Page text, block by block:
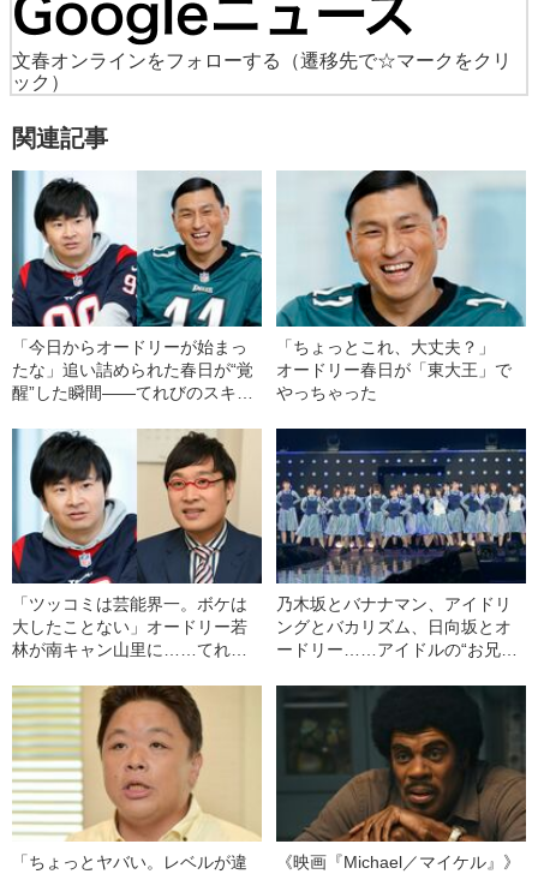
文春オンラインをフォローする
（遷移先で☆マークをクリ
ック）
関連記事
「今日からオードリーが始まっ
たな」追い詰められた春日が“覚
醒”した瞬間――てれびのスキマ
「ちょっとこれ、大丈夫？」
オードリー春日が「東大王」で
やっちゃった
「ツッコミは芸能界一。ボケは
大したことない」オードリー若
林が南キャン山里に……てれび
乃木坂とバナナマン、アイドリ
ングとバカリズム、日向坂とオ
ードリー……アイドルの“お兄ち
スキマ「テレビ健康診断」
「ちょっとヤバい。レベルが違
《映画『Michael／マイケル』》